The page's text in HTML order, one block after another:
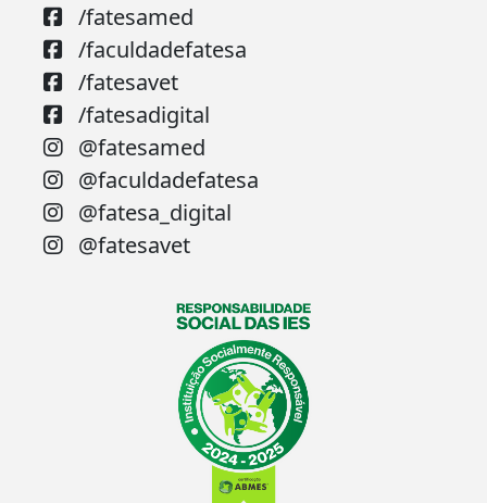
/fatesamed
/faculdadefatesa
/fatesavet
/fatesadigital
@fatesamed
@faculdadefatesa
@fatesa_digital
@fatesavet